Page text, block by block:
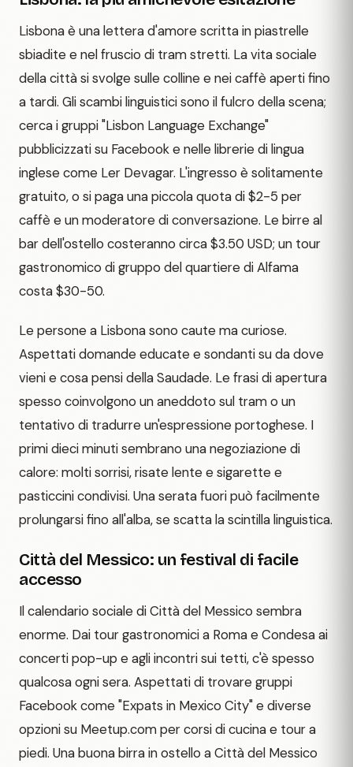
Lisbona è una lettera d'amore scritta in piastrelle
sbiadite e nel fruscio di tram stretti. La vita sociale
della città si svolge sulle colline e nei caffè aperti fino
a tardi. Gli scambi linguistici sono il fulcro della scena;
cerca i gruppi "Lisbon Language Exchange"
pubblicizzati su Facebook e nelle librerie di lingua
inglese come Ler Devagar. L'ingresso è solitamente
gratuito, o si paga una piccola quota di $2-5 per
caffè e un moderatore di conversazione. Le birre al
bar dell'ostello costeranno circa $3.50 USD; un tour
gastronomico di gruppo del quartiere di Alfama
costa $30-50.
Le persone a Lisbona sono caute ma curiose.
Aspettati domande educate e sondanti su da dove
vieni e cosa pensi della Saudade. Le frasi di apertura
spesso coinvolgono un aneddoto sul tram o un
tentativo di tradurre un'espressione portoghese. I
primi dieci minuti sembrano una negoziazione di
calore: molti sorrisi, risate lente e sigarette e
pasticcini condivisi. Una serata fuori può facilmente
prolungarsi fino all'alba, se scatta la scintilla linguistica.
Città del Messico: un festival di facile
accesso
Il calendario sociale di Città del Messico sembra
enorme. Dai tour gastronomici a Roma e Condesa ai
concerti pop-up e agli incontri sui tetti, c'è spesso
qualcosa ogni sera. Aspettati di trovare gruppi
Facebook come "Expats in Mexico City" e diverse
opzioni su Meetup.com per corsi di cucina e tour a
piedi. Una buona birra in ostello a Città del Messico